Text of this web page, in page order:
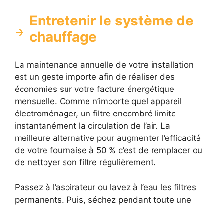
Entretenir le système de
chauffage
La maintenance annuelle de votre installation
est un geste importe afin de réaliser des
économies sur votre facture énergétique
mensuelle. Comme n’importe quel appareil
électroménager, un filtre encombré limite
instantanément la circulation de l’air. La
meilleure alternative pour augmenter l’efficacité
de votre fournaise à 50 % c’est de remplacer ou
de nettoyer son filtre régulièrement.
Passez à l’aspirateur ou lavez à l’eau les filtres
permanents. Puis, séchez pendant toute une